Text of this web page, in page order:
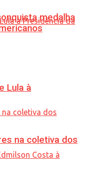
Lula à
medalha
na coletiva dos